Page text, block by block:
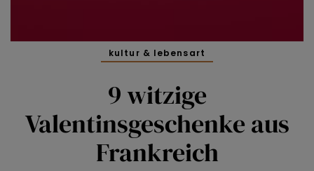
kultur & lebensart
9 witzige
Valentinsgeschenke aus
Frankreich